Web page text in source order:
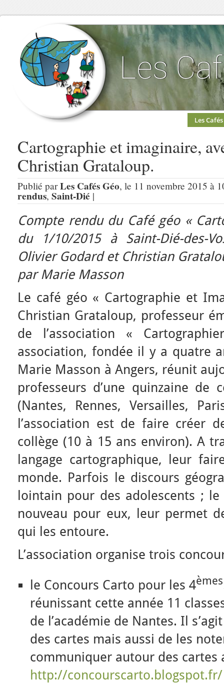
Les Cafés
Cartographie et imaginaire,
Christian Grataloup.
Publié parLes Cafés Géo, le 11 novembre 2015 à
rendus, Saint-Dié |
Compte rendu du Café géo «
du 1/10/2015 à Saint-Dié-des-
Olivier Godard et Christian
par Marie Masson
Le café géo « Cartographie et
Christian Grataloup, professeur
de l’association «
association, fondée il y a quatre
Marie Masson à Angers, réunit
professeurs d’une quinzaine de
(Nantes, Rennes, Versailles,
l’association est de faire créer
collège (10 à 15 ans environ). A
langage cartographique, leur
monde. Parfois le discours
lointain pour des adolescents ;
nouveau pour eux, leur permet
qui les entoure.
L’association organise trois
le Concours Carto pour les 4èmes
réunissant cette année 11
de l’académie de Nantes. Il
des cartes mais aussi de les
communiquer autour des cartes
http://concourscarto.blogspot.fr/